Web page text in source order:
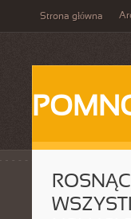
Strona główna